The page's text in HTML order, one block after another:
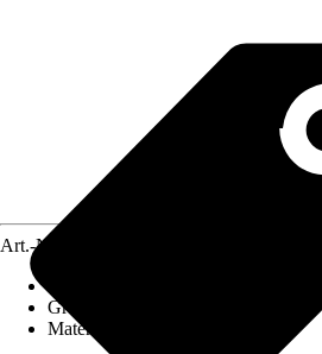
Art.-Nr.
Grundfarbe
Material